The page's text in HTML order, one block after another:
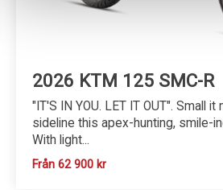
2026 KTM 125 SMC-R
"IT'S IN YOU. LET IT OUT". Small
sideline this apex-hunting, smile-
With light...
Från 62 900 kr